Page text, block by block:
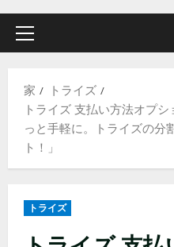
ス
ッ
プ
マ
リ
メ
ニ
家
トライズ
トライズ 支払い方法オプ
っと手軽に。トライズの分
ト！」
トライズ